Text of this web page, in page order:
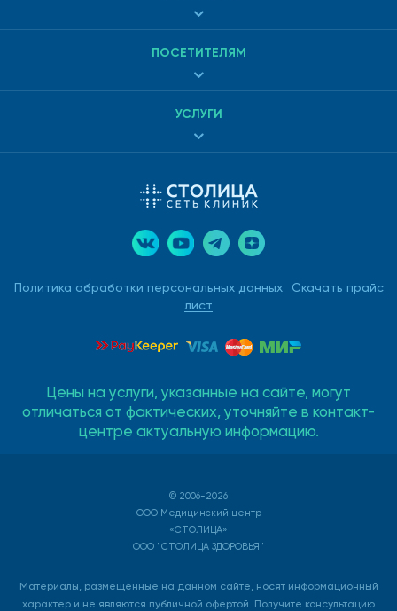
Политика обработки персональных данных
Скачать прайс
лист
ПОСЕТИТЕЛЯМ
УСЛУГИ
Цены на услуги, указанные на сайте, могут
отличаться от фактических, уточняйте в контакт-
центре актуальную информацию.
© 2006-2026
ООО Медицинский центр
«СТОЛИЦА»
ООО "СТОЛИЦА ЗДОРОВЬЯ"
Материалы, размещенные на данном сайте, носят информационный
характер и не являются публичной офертой. Получите консультацию